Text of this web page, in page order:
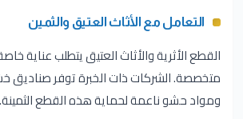
التعامل مع الأثاث العتيق والثمين
القطع الأثرية والأثاث العتيق يتطلب عناية
متخصصة. الشركات ذات الخبرة توفر
ومواد حشو ناعمة لحماية هذه القطع الثمينة.